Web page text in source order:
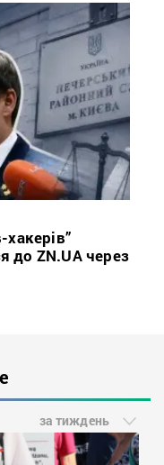
до ZN.UA через
за тиждень